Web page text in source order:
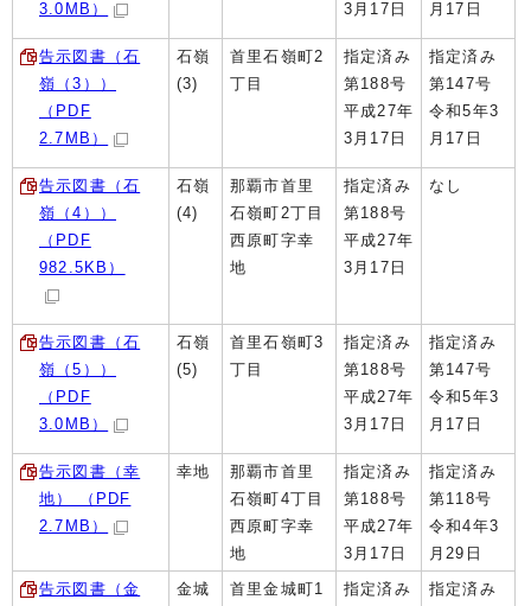
3.0MB）
3月17日
月17日
告示図書（石
嶺（3））
（PDF
2.7MB）
石嶺
(3)
首里石嶺町2
丁目
指定済み
第188号
平成27年
3月17日
指定済み
第147号
令和5年3
月17日
告示図書（石
嶺（4））
（PDF
982.5KB）
石嶺
(4)
那覇市首里
石嶺町2丁目
西原町字幸
地
指定済み
第188号
平成27年
3月17日
なし
告示図書（石
嶺（5））
（PDF
3.0MB）
石嶺
(5)
首里石嶺町3
丁目
指定済み
第188号
平成27年
3月17日
指定済み
第147号
令和5年3
月17日
告示図書（幸
地） （PDF
2.7MB）
幸地
那覇市首里
石嶺町4丁目
西原町字幸
地
指定済み
第188号
平成27年
3月17日
指定済み
第118号
令和4年3
月29日
告示図書（金
金城
首里金城町1
指定済み
指定済み